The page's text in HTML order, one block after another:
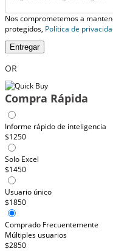
Nos comprometemos a
protegidos, Política de
Entregar
OR
Compra Rápida
Informe rápido de inteligencia
$1250
Solo Excel
$1450
Usuario único
$1850
Comprado Frecuentemente
Múltiples usuarios
$2850